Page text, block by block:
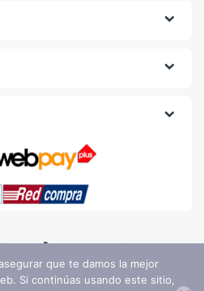
que te damos la mejor
Si continúas usando este sitio,